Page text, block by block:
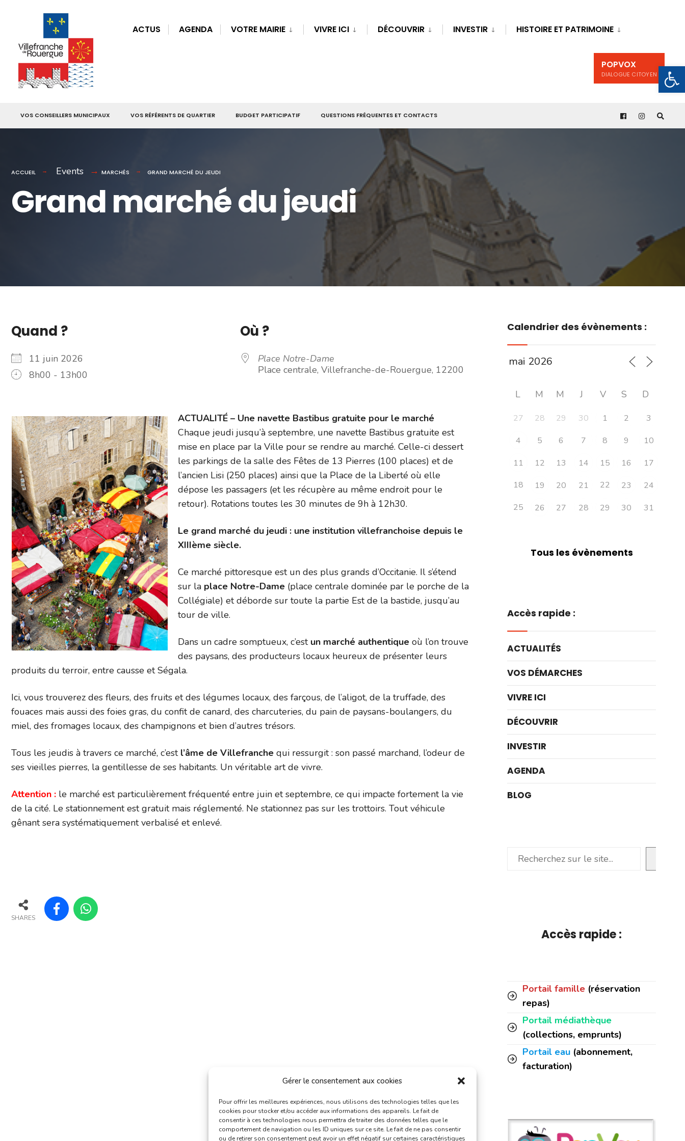
Gérer le consentement aux cookies
Pour offrir les meilleures expériences, nous utilisons des technologies telles que les
cookies pour stocker et/ou accéder aux informations des appareils. Le fait de
consentir à ces technologies nous permettra de traiter des données telles que le
comportement de navigation ou les ID uniques sur ce site. Le fait de ne pas consentir
ou de retirer son consentement peut avoir un effet négatif sur certaines caractéristiques
ACTUS AGENDA VOTRE MAIRIE VIVRE ICI DÉCOUVRIR INVESTIR HISTOIRE ET PATRIMOINE
POPVOX
DIALOGUE CITOYEN
VOS CONSEILLERS MUNICIPAUX VOS RÉFÉRENTS DE QUARTIER BUDGET PARTICIPATIF QUESTIONS FRÉQUENTES ET CONTACTS
ACCUEIL Events MARCHÉS GRAND MARCHÉ DU JEUDI
Grand marché du jeudi
Quand ?
11 juin 2026
8h00 - 13h00
Où ?
Place Notre-Dame
Place centrale, Villefranche-de-Rouergue, 12200
ACTUALITÉ – Une navette Bastibus gratuite pour le marché
Chaque jeudi jusqu’à septembre, une navette Bastibus gratuite est
mise en place par la Ville pour se rendre au marché. Celle-ci dessert
les parkings de la salle des Fêtes de 13 Pierres (100 places) et de
l’ancien Lisi (250 places) ainsi que la Place de la Liberté où elle
dépose les passagers (et les récupère au même endroit pour le
retour). Rotations toutes les 30 minutes de 9h à 12h30.
Le grand marché du jeudi : une institution villefranchoise depuis le
XIIIème siècle.
Ce marché pittoresque est un des plus grands d’Occitanie. Il s’étend
sur la place Notre-Dame (place centrale dominée par le porche de la
Collégiale) et déborde sur toute la partie Est de la bastide, jusqu’au
tour de ville.
Dans un cadre somptueux, c’estun marché authentique où l’on trouve
des paysans, des producteurs locaux heureux de présenter leurs
produits du terroir, entre causse et Ségala.
Ici, vous trouverez des fleurs, des fruits et des légumes locaux, des farçous, de l’aligot, de la truffade, des
fouaces mais aussi des foies gras, du confit de canard, des charcuteries, du pain de paysans-boulangers, du
miel, des fromages locaux, des champignons et bien d’autres trésors.
Tous les jeudis à travers ce marché, c’est l’âme de Villefranche qui ressurgit : son passé marchand, l’odeur de
ses vieilles pierres, la gentillesse de ses habitants. Un véritable art de vivre.
Attention : le marché est particulièrement fréquenté entre juin et septembre, ce qui impacte fortement la vie
de la cité. Le stationnement est gratuit mais réglementé. Ne stationnez pas sur les trottoirs. Tout véhicule
gênant sera systématiquement verbalisé et enlevé.
SHARES
Calendrier des évènements :
L M M J V S D
27 28 29 30 1 2
3
4
5 6 7 8 9
10
11
12 13 14 15 16
17
18
19 20 21 22 23
24
25
26 27 28 29 30 31
Tous les évènements
Accès rapide :
ACTUALITÉS
VOS DÉMARCHES
VIVRE ICI
DÉCOUVRIR
INVESTIR
AGENDA
BLOG
Rechercher
Accès rapide :
Portail famille (réservation
repas)
Portail médiathèque
(collections, emprunts)
Portail eau (abonnement,
facturation)